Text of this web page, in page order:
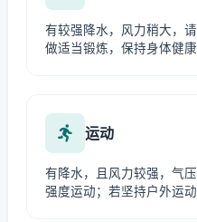
有较强降水，风力稍大，
做适当锻炼，保持身体健康
运动
有降水，且风力较强，气
强度运动；若坚持户外运